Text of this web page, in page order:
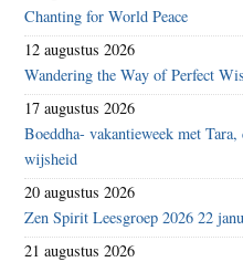
Chanting for World Peace
12 augustus 2026
Wandering the Way of Perfect
17 augustus 2026
Boeddha- vakantieweek met
wijsheid
20 augustus 2026
Zen Spirit Leesgroep 2026 22
21 augustus 2026